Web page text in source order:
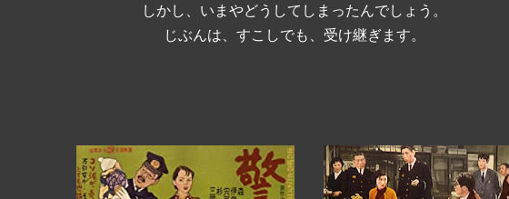
しかし、いまやどうしてしまったんでしょう。
じぶんは、すこしでも、受け継ぎます。